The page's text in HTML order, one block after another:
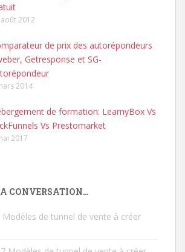
2012
de prix des autorépondeurs
Getresponse et SG-
2014
de formation: LearnyBox Vs
Vs Prestomarket
2017
CONVERSATION…
Modèles de tunnel de vente à créer